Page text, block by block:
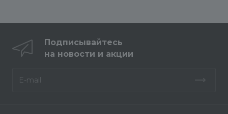
Подписывайтесь
на новости и акции